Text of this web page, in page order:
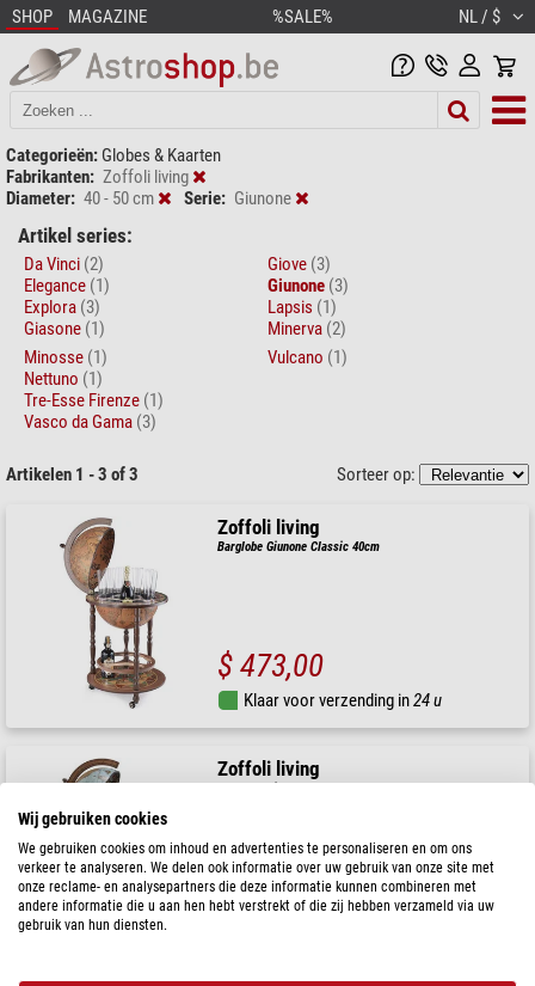
SHOP MAGAZINE %SALE% NL / $
Categorieën: Globes & Kaarten
Fabrikanten: Zoffoli living
Diameter: 40 - 50 cm Serie: Giunone
Artikel series:
Da Vinci (2)
Elegance (1)
Explora (3)
Giasone (1)
Giove (3)
Giunone (3)
Lapsis (1)
Minerva (2)
Minosse (1)
Nettuno (1)
Tre-Esse Firenze (1)
Vasco da Gama (3)
Vulcano (1)
Artikelen 1 - 3 of 3 Sorteer op:
Zoffoli living
Barglobe Giunone Classic 40cm
$ 473,00
Klaar voor verzending in24 u
Zoffoli living
Barglobe Giunone Blue Ocean 40cm
$ 423,00
Wij gebruiken cookies
We gebruiken cookies om inhoud en advertenties te personaliseren en om ons
verkeer te analyseren. We delen ook informatie over uw gebruik van onze site met
onze reclame- en analysepartners die deze informatie kunnen combineren met
andere informatie die u aan hen hebt verstrekt of die zij hebben verzameld via uw
gebruik van hun diensten.